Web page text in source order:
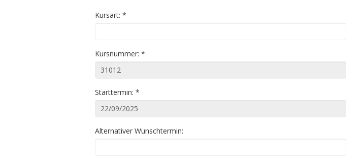
Kursart: *
Kursnummer: *
Starttermin: *
Alternativer Wunschtermin: